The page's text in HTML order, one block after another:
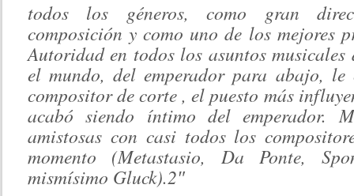
todos los géneros, como gran
composición y como uno de los mejores
Autoridad en todos los asuntos musicales
el mundo, del emperador para abajo, le
compositor de corte, el puesto más
acabó siendo íntimo del emperador.
amistosas con casi todos los
momento (Metastasio, Da Ponte,
mismísimo Gluck).2″